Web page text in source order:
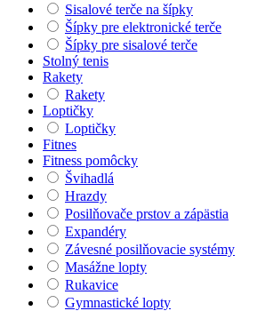
Sisalové terče na šípky
Šípky pre elektronické terče
Šípky pre sisalové terče
Stolný tenis
Rakety
Rakety
Loptičky
Loptičky
Fitnes
Fitness pomôcky
Švihadlá
Hrazdy
Posilňovače prstov a zápästia
Expandéry
Závesné posilňovacie systémy
Masážne lopty
Rukavice
Gymnastické lopty